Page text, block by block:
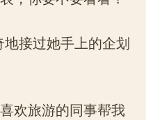
接过她手上的企划
欢旅游的同事帮我